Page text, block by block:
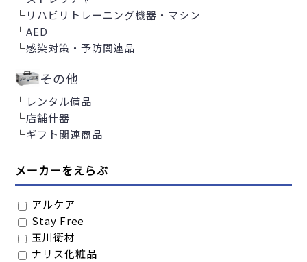
└リハビリトレーニング機器・マシン
└AED
└感染対策・予防関連品
その他
└レンタル備品
└店舗什器
└ギフト関連商品
メーカーをえらぶ
アルケア
Stay Free
玉川衛材
ナリス化粧品